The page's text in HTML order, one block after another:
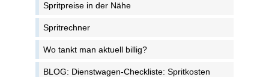
Spritpreise in der Nähe
Spritrechner
Wo tankt man aktuell billig?
BLOG: Dienstwagen-Checkliste: Spritkosten